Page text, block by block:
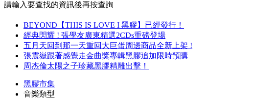
請輸入要查找的資訊後再按查詢
BEYOND【THIS IS LOVE I 黑膠】已經發行！
經典閃耀 ! 張學友廣東精選2CDs重磅登場
五月天回到那一天重回大巨蛋周邊商品全新上架 !
張震嶽跟著感覺走金曲獎專輯黑膠追加限時預購
周杰倫太陽之子珍藏黑膠精雕出擊！
黑膠市集
音樂類型